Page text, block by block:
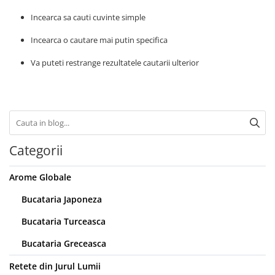
Condimente turcesti
Ghimbir murat la borcan
Alge Nori
Incearca sa cauti cuvinte simple
Incearca o cautare mai putin specifica
Va puteti restrange rezultatele cautarii ulterior
Categorii
Arome Globale
Bucataria Japoneza
Bucataria Turceasca
Bucataria Greceasca
Retete din Jurul Lumii